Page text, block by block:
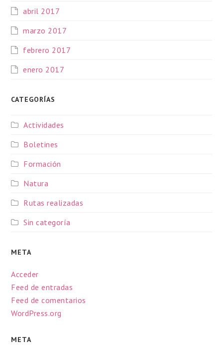
abril 2017
marzo 2017
febrero 2017
enero 2017
CATEGORÍAS
Actividades
Boletines
Formación
Natura
Rutas realizadas
Sin categoría
META
Acceder
Feed de entradas
Feed de comentarios
WordPress.org
META